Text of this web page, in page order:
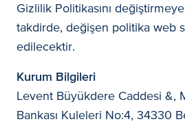
Gizlilik Politikasını
takdirde, değişen politika web
edilecektir.
Kurum Bilgileri
Levent Büyükdere Caddesi &,
Bankası Kuleleri No:4, 34330